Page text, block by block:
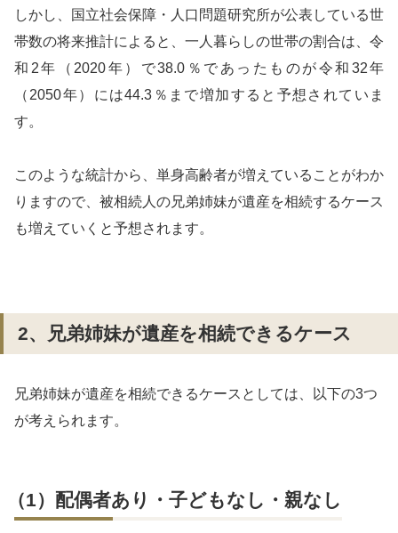
しかし、国立社会保障・人口問題研究所が公表している世
帯数の将来推計によると、一人暮らしの世帯の割合は、令
和2年（2020年）で38.0％であったものが令和32年
（2050年）には44.3％まで増加すると予想されていま
す。
このような統計から、単身高齢者が増えていることがわか
りますので、被相続人の兄弟姉妹が遺産を相続するケース
も増えていくと予想されます。
2、兄弟姉妹が遺産を相続できるケース
兄弟姉妹が遺産を相続できるケースとしては、以下の3つ
が考えられます。
（1）配偶者あり・子どもなし・親なし